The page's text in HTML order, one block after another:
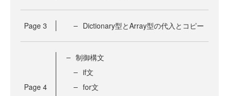
Page 3 Dictionary型とArray型の代入とコピー
Page 4
制御構文
if文
for文